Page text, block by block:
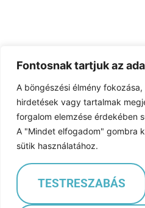
Fontosnak tartjuk az
A böngészési élmény
hirdetések vagy tartalmak
forgalom elemzése érdekében
A "Mindet elfogadom" gombra
sütik használatához.
TESTRESZABÁS